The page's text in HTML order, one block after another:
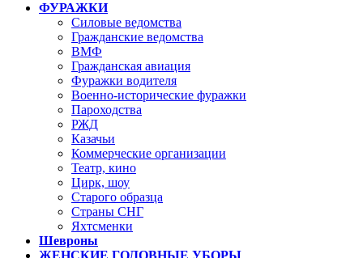
ФУРАЖКИ
Силовые ведомства
Гражданские ведомства
ВМФ
Гражданская авиация
Фуражки водителя
Военно-исторические фуражки
Пароходства
РЖД
Казачьи
Коммерческие организации
Театр, кино
Цирк, шоу
Старого образца
Страны СНГ
Яхтсменки
Шевроны
ЖЕНСКИЕ ГОЛОВНЫЕ УБОРЫ